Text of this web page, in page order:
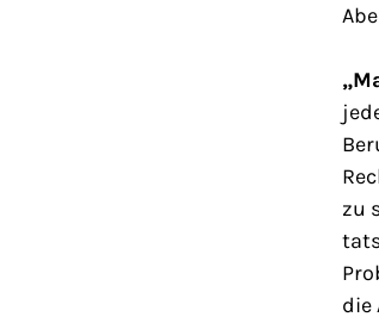
zu
die